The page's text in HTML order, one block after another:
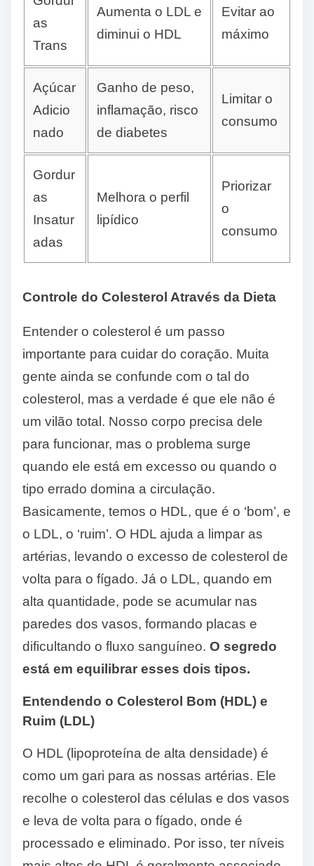
as
Trans
Aumenta o LDL e
diminui o HDL
Evitar ao
máximo
Açúcar
Adicio
nado
Ganho de peso,
inflamação, risco
de diabetes
Limitar o
consumo
Gordur
as
Insatur
adas
Melhora o perfil
lipídico
Priorizar
o
consumo
Controle do Colesterol Através da Dieta
Entender o colesterol é um passo
importante para cuidar do coração. Muita
gente ainda se confunde com o tal do
colesterol, mas a verdade é que ele não é
um vilão total. Nosso corpo precisa dele
para funcionar, mas o problema surge
quando ele está em excesso ou quando o
tipo errado domina a circulação.
Basicamente, temos o HDL, que é o ‘bom’, e
o LDL, o ‘ruim’. O HDL ajuda a limpar as
artérias, levando o excesso de colesterol de
volta para o fígado. Já o LDL, quando em
alta quantidade, pode se acumular nas
paredes dos vasos, formando placas e
dificultando o fluxo sanguíneo. O segredo
está em equilibrar esses dois tipos.
Entendendo o Colesterol Bom (HDL) e
Ruim (LDL)
O HDL (lipoproteína de alta densidade) é
como um gari para as nossas artérias. Ele
recolhe o colesterol das células e dos vasos
e leva de volta para o fígado, onde é
processado e eliminado. Por isso, ter níveis